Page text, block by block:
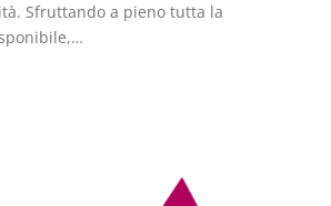
Sfruttando a pieno tutta la